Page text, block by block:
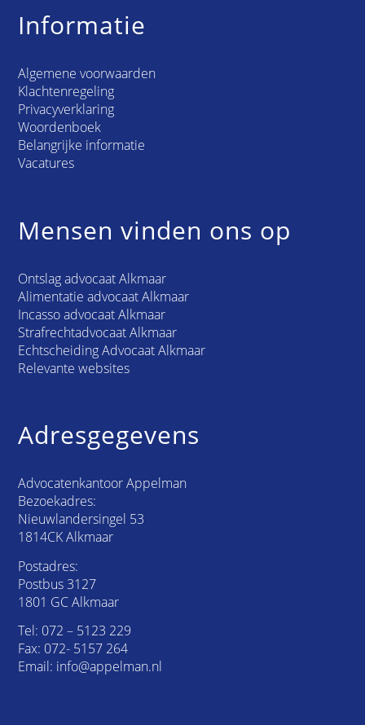
Informatie
Algemene voorwaarden
Klachtenregeling
Privacyverklaring
Woordenboek
Belangrijke informatie
Vacatures
Mensen vinden ons op
Ontslag advocaat Alkmaar
Alimentatie advocaat Alkmaar
Incasso advocaat Alkmaar
Strafrechtadvocaat Alkmaar
Echtscheiding Advocaat Alkmaar
Relevante websites
Adresgegevens
Advocatenkantoor Appelman
Bezoekadres:
Nieuwlandersingel 53
1814CK Alkmaar
Postadres:
Postbus 3127
1801 GC Alkmaar
Tel: 072 – 5123 229
Fax: 072- 5157 264
Email: info@appelman.nl